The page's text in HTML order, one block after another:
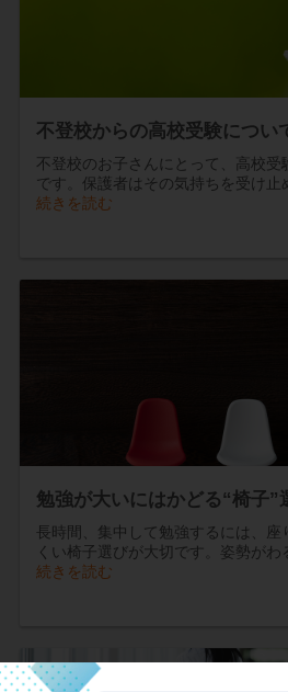
不登校からの高校受験につい
不登校のお子さんにとって、高校受
です。保護者はその気持ちを受け止
続きを読む
勉強が大いにはかどる“椅子”
長時間、集中して勉強するには、座
くい椅子選びが大切です。姿勢が
続きを読む